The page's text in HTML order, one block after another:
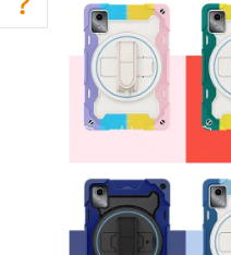
produktu